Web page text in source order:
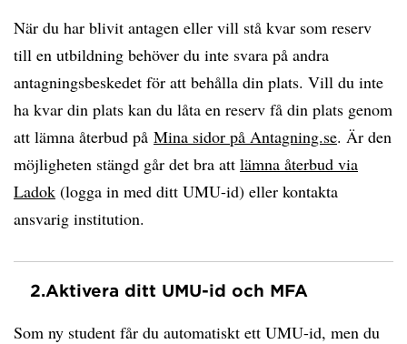
När du har blivit antagen eller vill stå kvar som reserv
till en utbildning behöver du inte svara på andra
antagningsbeskedet för att behålla din plats. Vill du inte
ha kvar din plats kan du låta en reserv få din plats genom
att lämna återbud på Mina sidor på Antagning.se. Är den
möjligheten stängd går det bra att lämna återbud via
Ladok (logga in med ditt UMU-id) eller kontakta
ansvarig institution.
2.Aktivera ditt UMU-id och MFA
Som ny student får du automatiskt ett UMU-id, men du